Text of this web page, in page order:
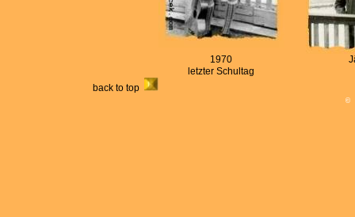
1970
letzter Schultag
back to top
©